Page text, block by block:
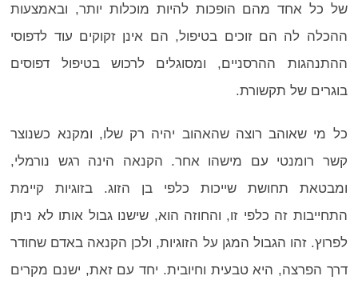
של כל אחד מהם הופכות להיות מוכלות יותר, ובאמצעות
ההכלה לה הם זוכים בטיפול, הם אינן זקוקים עוד לדפוסי
ההתנהגות ההרסניים, ומסוגלים לרכוש בטיפול דפוסים
בוגרים של תקשורת.
כל מי שאוהב רוצה שהאהוב יהיה רק שלו, ומקנא כשנוצר
קשר רומנטי עם מישהו אחר. הקנאה הינה רגש נורמלי,
ומבטאת תחושת שייכות כלפי בן הזוג. בזוגיות קיימת
התחייבות זה כלפי זו, והחוזה הוא, שישנו גבול אותו לא ניתן
לפרוץ. זהו הגבול המגן על הזוגיות, ולכן הקנאה באדם שחודר
דרך הפרצה, היא טבעית וחיובית. יחד עם זאת, ישנם מקרים